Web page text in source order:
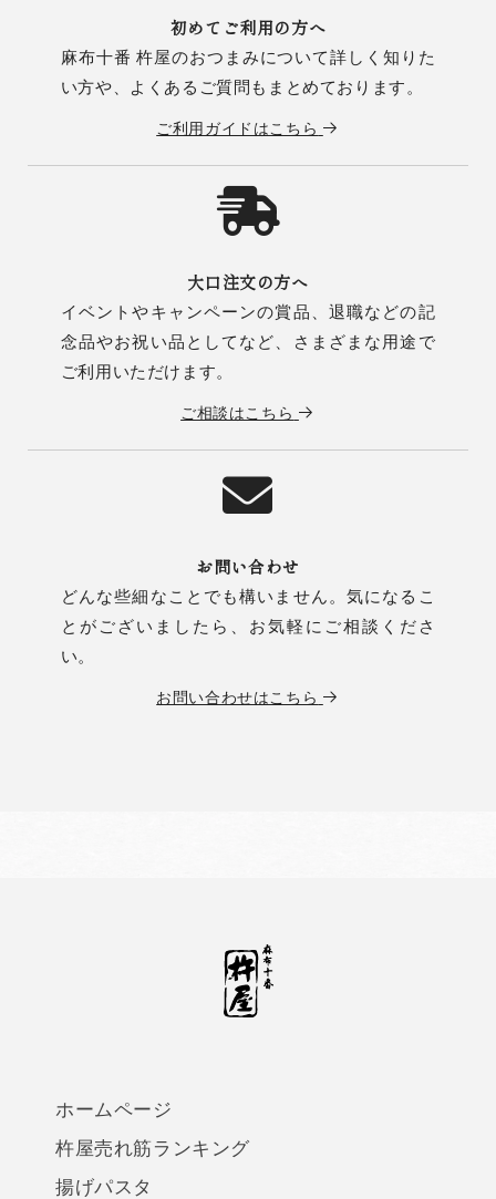
初めてご利用の方へ
麻布十番 杵屋のおつまみについて詳しく知りた
い方や、よくあるご質問もまとめております。
ご利用ガイドはこちら
大口注文の方へ
イベントやキャンペーンの賞品、退職などの記
念品やお祝い品としてなど、さまざまな用途で
ご利用いただけます。
ご相談はこちら
お問い合わせ
どんな些細なことでも構いません。気になるこ
とがございましたら、お気軽にご相談くださ
い。
お問い合わせはこちら
ホームページ
杵屋売れ筋ランキング
揚げパスタ